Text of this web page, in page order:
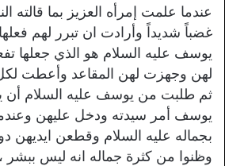
عندما علمت إمرأه العزيز بما قالته
غضباً شديداً وأرادت ان تبرر لهم
يوسف عليه السلام هو الذي جعلها
لهن وجهزت لهن المقاعد وأعطت
ثم طلبت من يوسف عليه السلام أن
يوسف أمر سيدته ودخل عليهن
بجماله عليه السلام وقطعن ايديهن
وظنوا من كثرة جماله انه ليس ببشر